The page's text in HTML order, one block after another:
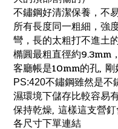
不鏽鋼好清潔保養，不
所有長度同一粗細，強
彎，長的太粗打不進土
橢圓最粗直徑約9.3mm
客廳帳是10mm的孔, 剛
PS:420不鏽鋼雖然是不
濕環境下儲存比較容易
保持乾燥, 這樣這支營
各尺寸下單連結